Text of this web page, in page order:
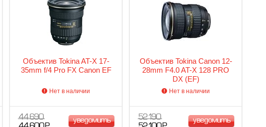
Объектив Tokina AT-X 17-
35mm f/4 Pro FX Canon EF
Нет в наличии
44 690
уведомить
Объектив Tokina Canon 12-
28mm F4.0 AT-X 128 PRO
DX (EF)
Нет в наличии
52 190
уведомить